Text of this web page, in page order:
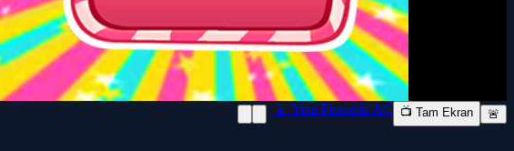
📱 Yeni Pencede AÇ 📺 Tam Ekran 🚨